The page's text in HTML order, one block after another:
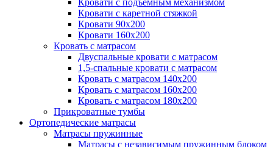
Кровати с подъемным механизмом
Кровати с каретной стяжкой
Кровати 90х200
Кровати 160х200
Кровать с матрасом
Двуспальные кровати с матрасом
1,5-спальные кровати с матрасом
Кровать с матрасом 140х200
Кровать с матрасом 160х200
Кровать с матрасом 180х200
Прикроватные тумбы
Ортопедические матрасы
Матрасы пружинные
Матрасы с независимым пружинным блоком